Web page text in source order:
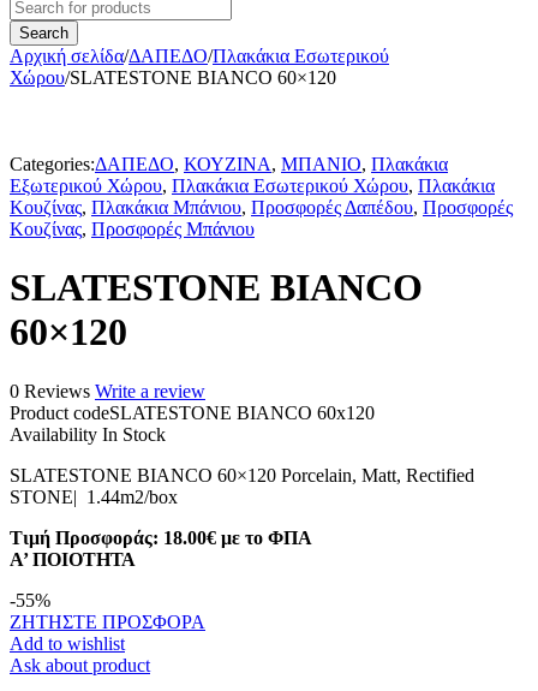
Αρχική σελίδα/ΔΑΠΕΔΟ/Πλακάκια Εσωτερικού
Χώρου/SLATESTONE BIANCO 60×120
Categories:ΔΑΠΕΔΟ, ΚΟΥΖΙΝΑ, ΜΠΑΝΙΟ, Πλακάκια
Εξωτερικού Χώρου, Πλακάκια Εσωτερικού Χώρου, Πλακάκια
Κουζίνας, Πλακάκια Μπάνιου, Προσφορές Δαπέδου, Προσφορές
Κουζίνας, Προσφορές Μπάνιου
SLATESTONE BIANCO
60×120
0 Reviews Write a review
Product codeSLATESTONE BIANCO 60x120
Availability In Stock
SLATESTONE BIANCO 60×120 Porcelain, Matt, Rectified
STONE| 1.44m2/box
Τιμή Προσφοράς: 18.00€ με το ΦΠΑ
A’ ΠΟΙΟΤΗΤΑ
-55%
ΖΗΤΗΣΤΕ ΠΡΟΣΦΟΡΑ
Add to wishlist
Ask about product